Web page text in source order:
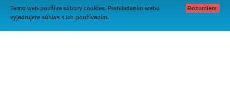
Tento web používa súbory cookies. Prehliadaním webu
vyjadrujete súhlas s ich používaním.
Rozumiem